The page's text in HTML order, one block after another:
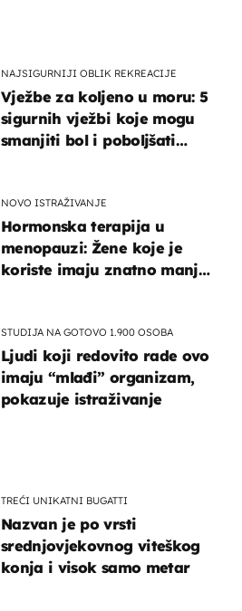
NAJSIGURNIJI OBLIK REKREACIJE
Vježbe za koljeno u moru: 5
sigurnih vježbi koje mogu
smanjiti bol i poboljšati
NOVO ISTRAŽIVANJE
Hormonska terapija u
menopauzi: Žene koje je
koriste imaju znatno manji
STUDIJA NA GOTOVO 1.900 OSOBA
Ljudi koji redovito rade ovo
imaju “mlađi” organizam,
pokazuje istraživanje
TREĆI UNIKATNI BUGATTI
Nazvan je po vrsti
srednjovjekovnog viteškog
konja i visok samo metar